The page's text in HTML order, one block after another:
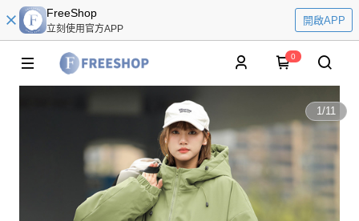
FreeShop
立刻使用官方APP
開啟APP
0
1/11